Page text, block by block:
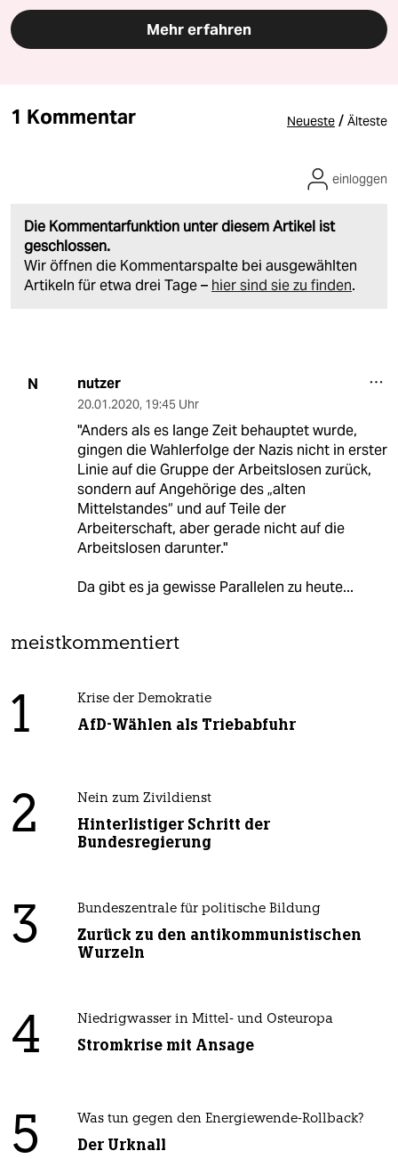
Mehr erfahren
1 Kommentar Neueste / Älteste
Die Kommentarfunktion unter diesem Artikel ist
geschlossen.
Wir öffnen die Kommentarspalte bei ausgewählten
Artikeln für etwa drei Tage – hier sind sie zu finden.
einloggen
N nutzer
20.01.2020, 19:45 Uhr
"Anders als es lange Zeit behauptet wurde,
gingen die Wahlerfolge der Nazis nicht in erster
Linie auf die Gruppe der Arbeitslosen zurück,
sondern auf Angehörige des „alten
Mittelstandes“ und auf Teile der
Arbeiterschaft, aber gerade nicht auf die
Arbeitslosen darunter."
Da gibt es ja gewisse Parallelen zu heute...
meistkommentiert
1 Krise der Demokratie
AfD-Wählen als Triebabfuhr
2 Nein zum Zivildienst
Hinterlistiger Schritt der
Bundesregierung
3 Bundeszentrale für politische Bildung
Zurück zu den antikommunistischen
Wurzeln
4 Niedrigwasser in Mittel- und Osteuropa
Stromkrise mit Ansage
5 Was tun gegen den Energiewende-Rollback?
Der Urknall